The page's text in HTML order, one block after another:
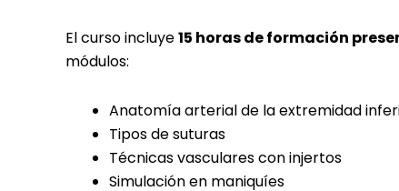
El curso incluye15 horas de formación
módulos:
Anatomía arterial de la extremidad
Tipos de suturas
Técnicas vasculares con injertos
Simulación en maniquíes